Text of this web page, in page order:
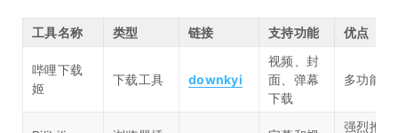
工具名称 类型 链接 支持功能 优点
哔哩下载
姬
下载工具 downkyi
视频、封
面、弹幕
下载
多功能
强烈推